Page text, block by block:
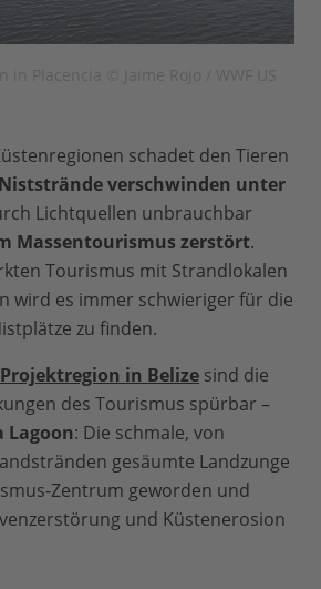
schadet den Tieren
Niststrände verschwinden unter
Lichtquellen unbrauchbar
Massentourismus zerstört.
Tourismus mit Strandlokalen
wird es immer schwieriger für die
zu finden.
Projektregion in Belize sind die
des Tourismus spürbar –
Lagoon: Die schmale, von
gesäumte Landzunge
Zentrum geworden und
und Küstenerosion